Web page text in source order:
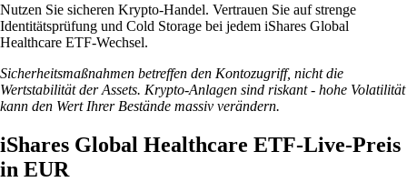
Nutzen Sie sicheren Krypto-Handel. Vertrauen Sie auf strenge
Identitätsprüfung und Cold Storage bei jedem iShares Global
Healthcare ETF-Wechsel.
Sicherheitsmaßnahmen betreffen den Kontozugriff, nicht die
Wertstabilität der Assets. Krypto-Anlagen sind riskant - hohe Volatilität
kann den Wert Ihrer Bestände massiv verändern.
iShares Global Healthcare ETF-Live-Preis
in EUR